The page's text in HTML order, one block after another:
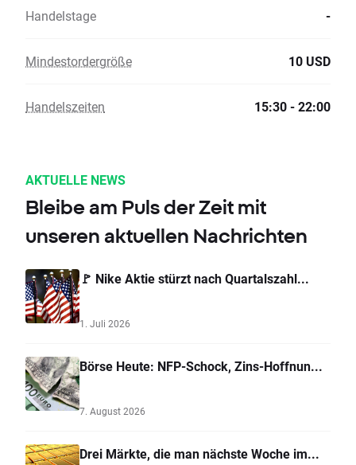
Handelstage -
Mindestordergröße 10 USD
Handelszeiten 15:30 - 22:00
AKTUELLE NEWS
Bleibe am Puls der Zeit mit
unseren aktuellen Nachrichten
🚩 Nike Aktie stürzt nach Quartalszahl...
1. Juli 2026
Börse Heute: NFP-Schock, Zins-Hoffnun...
7. August 2026
Drei Märkte, die man nächste Woche im...